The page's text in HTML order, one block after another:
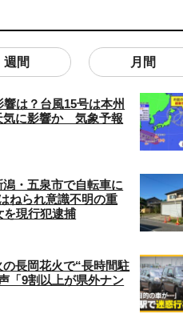
週間 月間
は？台風15号は本州
に影響か 気象予報
・五泉市で自転車に
ねられ意識不明の重
現行犯逮捕
の長岡花火で“長時間駐
「9割以上が県外ナン